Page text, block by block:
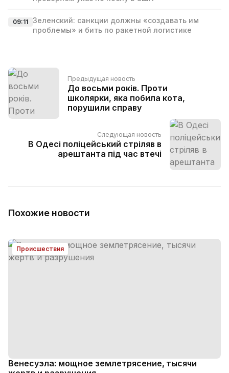
09:11 Зеленский: санкции должны «создавать им
проблемы» и бить по ракетной логистике
Предыдущая новость
До восьми років. Проти
школярки, яка побила кота,
порушили справу
Следующая новость
В Одесі поліцейський стріляв в
арештанта під час втечі
Похожие новости
Происшествия
Венесуэла: мощное землетрясение, тысячи